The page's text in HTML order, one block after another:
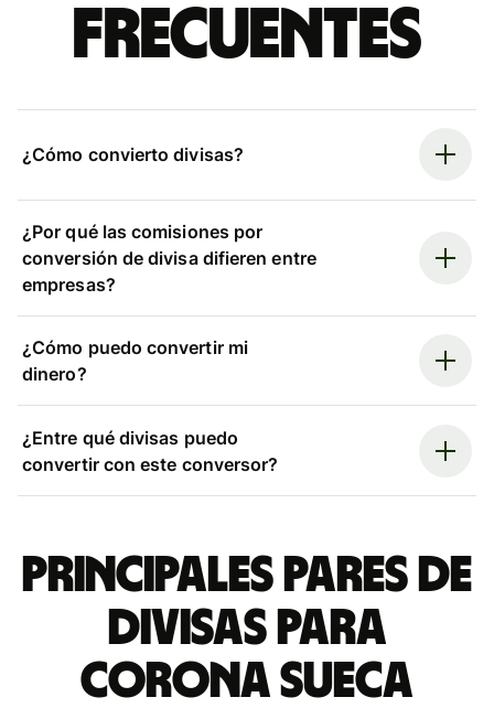
frecuentes
¿Cómo convierto divisas?
¿Por qué las comisiones por
conversión de divisa difieren entre
empresas?
¿Cómo puedo convertir mi
dinero?
¿Entre qué divisas puedo
convertir con este conversor?
Principales pares de
divisas para
corona sueca